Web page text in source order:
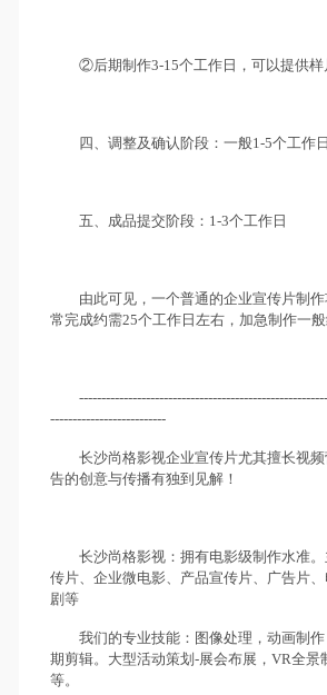
②后期制作3-15个工作日，可以提供样
四、调整及确认阶段：一般1-5个工作日
五、成品提交阶段：1-3个工作日
由此可见，一个普通的企业宣传片制
常完成约需25个工作日左右，加急制作一般
--------------------------
长沙尚格影视企业宣传片尤其擅长视
告的创意与传播有独到见解！
长沙尚格影视：拥有电影级制作水准
传片、企业微电影、产品宣传片、广告片
剧等
我们的专业技能：图像处理，动画制
期剪辑。大型活动策划-展会布展，VR全景
等。